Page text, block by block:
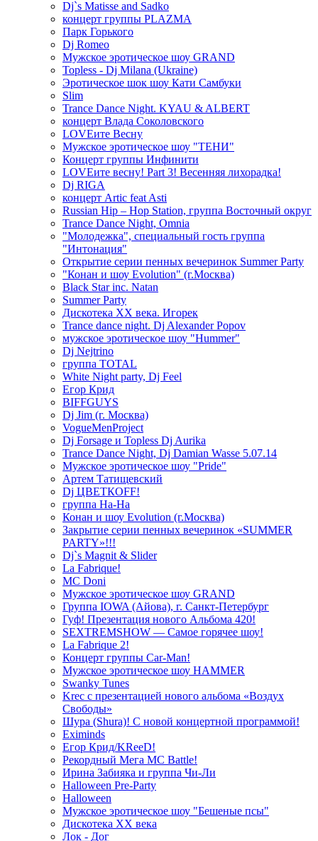
Dj`s Matisse and Sadko
концерт группы PLAZMA
Парк Горького
Dj Romeo
Мужское эротическое шоу GRAND
Topless - Dj Milana (Ukraine)
Эротическое шок шоу Кати Самбуки
Slim
Trance Dance Night. KYAU & ALBERT
концерт Влада Соколовского
LOVEите Весну
Мужское эротическое шоу "ТЕНИ"
Концерт группы Инфинити
LOVEите весну! Part 3! Весенняя лихорадка!
Dj RIGA
концерт Artic feat Asti
Russian Hip – Hop Station, группа Восточный округ
Trance Dance Night, Omnia
"Молодежка", специальный гость группа
"Интонация"
Открытие серии пенных вечеринок Summer Party
"Конан и шоу Evolution" (г.Москва)
Black Star inc. Natan
Summer Party
Дискотека ХХ века. Игорек
Trance dance night. Dj Alexander Popov
мужское эротическое шоу "Hummer"
Dj Nejtrino
группа TOTAL
White Night party, Dj Feel
Егор Крид
BIFFGUYS
Dj Jim (г. Москва)
VogueMenProject
Dj Forsage и Topless Dj Aurika
Trance Dance Night, Dj Damian Wasse 5.07.14
Мужское эротическое шоу "Pride"
Артем Татищевский
Dj ЦВЕТКOFF!
группа На-На
Конан и шоу Evolution (г.Москва)
Закрытие серии пенных вечеринок «SUMMER
PARTY»!!!
Dj`s Magnit & Slider
La Fabrique!
MC Doni
Мужское эротическое шоу GRAND
Группа IOWA (Айова), г. Санкт-Петербург
Гуф! Презентация нового Альбома 420!
SEXTREMSHOW — Самое горячее шоу!
La Fabrique 2!
Концерт группы Car-Man!
Мужское эротическое шоу HAMMER
Swanky Tunes
Krec с презентацией нового альбома «Воздух
Свободы»
Шура (Shura)! С новой концертной программой!
Eximinds
Егор Крид/KReeD!
Рекордный Мега МС Battle!
Ирина Забияка и группа Чи-Ли
Halloween Pre-Party
Halloween
Мужское эротическое шоу "Бешеные псы"
Дискотека ХХ века
Лок - Дог